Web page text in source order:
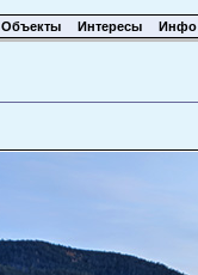
Объекты Интересы Инфо